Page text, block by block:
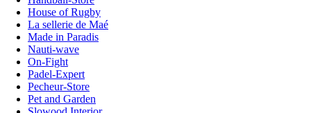
House of Rugby
La sellerie de Maé
Made in Paradis
Nauti-wave
On-Fight
Padel-Expert
Pecheur-Store
Pet and Garden